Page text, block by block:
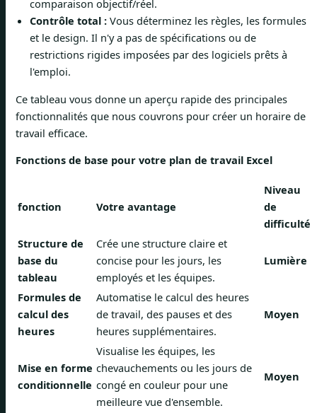
comparaison objectif/réel.
Contrôle total : Vous déterminez les règles, les formules
et le design. Il n'y a pas de spécifications ou de
restrictions rigides imposées par des logiciels prêts à
l'emploi.
Ce tableau vous donne un aperçu rapide des principales
fonctionnalités que nous couvrons pour créer un horaire de
travail efficace.
Fonctions de base pour votre plan de travail Excel
fonction Votre avantage
Niveau
de
difficulté
Structure de
base du
tableau
Crée une structure claire et
concise pour les jours, les
employés et les équipes.
Lumière
Formules de
calcul des
heures
Automatise le calcul des heures
de travail, des pauses et des
heures supplémentaires.
Moyen
Mise en forme
conditionnelle
Visualise les équipes, les
chevauchements ou les jours de
congé en couleur pour une
meilleure vue d'ensemble.
Moyen